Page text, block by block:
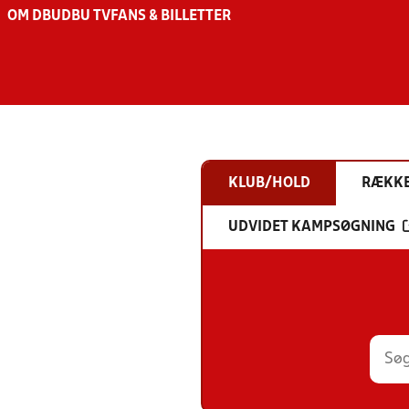
OM DBU DBU TV FANS & BILLETTER
KLUB/HOLD
UDVIDET KAMPSØGNING